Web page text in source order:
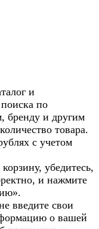
и
по
бренду и другим
товара.
с учетом
убедитесь,
и нажмите
введите свои
о вашей